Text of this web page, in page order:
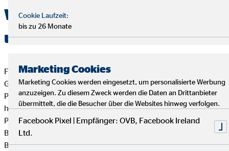
Weiterentwicklung ist das A
und O in der Karriere
Fachliche und persönliche Weiterentwicklung in ganz Europa:
Genau das begeistert Sascha Dastl an der OVB. Über die
Personal Development Plattform gelingt das ganz einfach –
hier hast du alle Lernerfolge im Blick und erkennst leicht
Potentiale. Nicht nur für ihn persönlich, sondern auch für die
Beratung mit Kunden und Kundinnen ist das hilfreich. „Mein
Beruf macht mir besonders Spaß, wenn ich erfolgreich bin“,
Cookie Laufzeit:
bis zu 26 Monate
Marketing Cookies
Marketing Cookies werden eingesetzt, um personalisierte Werbung
anzuzeigen. Zu diesem Zweck werden die Daten an Drittanbieter
übermittelt, die die Besucher über die Websites hinweg verfolgen.
Facebook Pixel | Empfänger: OVB, Facebook Ireland
Ltd.